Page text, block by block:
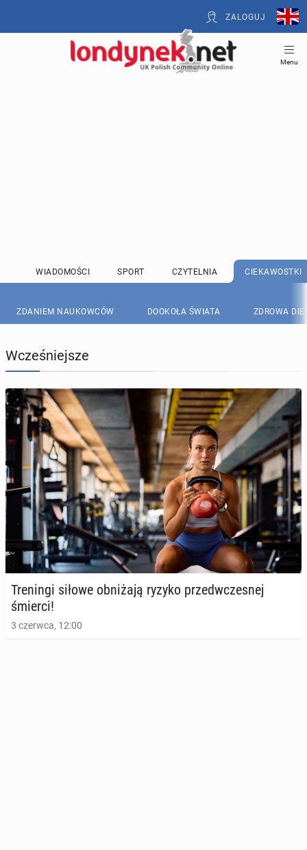
ZALOGUJ
Menu
WIADOMOŚCI SPORT CZYTELNIA CIEKAWOSTKI
ZDANIEM NAUKOWCÓW DOOKOŁA ŚWIATA ZDROWA
Wcześniejsze
Tre­nin­gi siłowe ob­ni­ża­ją ryzyko przed­wcze­snej
śmierci!
3 czerwca, 12:00